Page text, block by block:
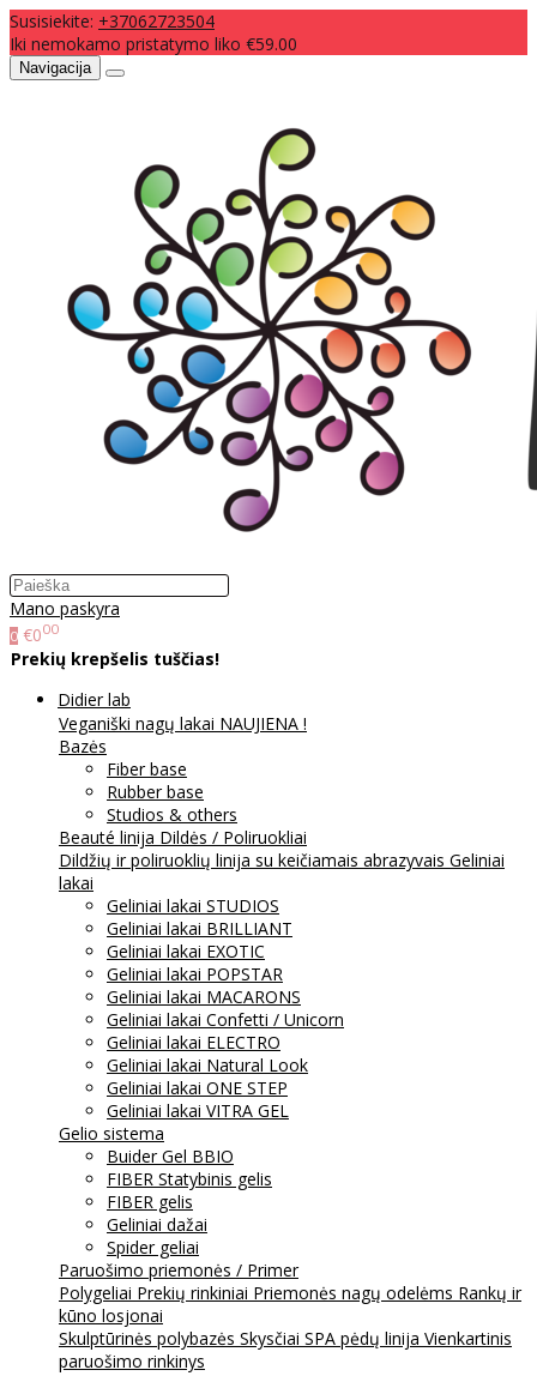
Susisiekite: +37062723504
Iki nemokamo pristatymo liko €59.00
Navigacija
Mano paskyra
0 €000
Prekių krepšelis tuščias!
Didier lab
Veganiški nagų lakai NAUJIENA !
Bazės
Fiber base
Rubber base
Studios & others
Beauté linija Dildės / Poliruokliai
Dildžių ir poliruoklių linija su keičiamais abrazyvais Geliniai
lakai
Geliniai lakai STUDIOS
Geliniai lakai BRILLIANT
Geliniai lakai EXOTIC
Geliniai lakai POPSTAR
Geliniai lakai MACARONS
Geliniai lakai Confetti / Unicorn
Geliniai lakai ELECTRO
Geliniai lakai Natural Look
Geliniai lakai ONE STEP
Geliniai lakai VITRA GEL
Gelio sistema
Buider Gel BBIO
FIBER Statybinis gelis
FIBER gelis
Geliniai dažai
Spider geliai
Paruošimo priemonės / Primer
Polygeliai Prekių rinkiniai Priemonės nagų odelėms Rankų ir
kūno losjonai
Skulptūrinės polybazės Skysčiai SPA pėdų linija Vienkartinis
paruošimo rinkinys